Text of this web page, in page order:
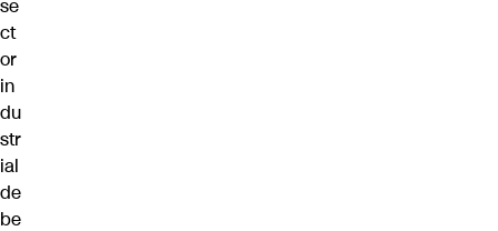
se
ct
or
in
du
str
ial
de
be